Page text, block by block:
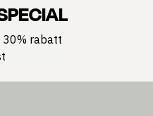
30% rabatt